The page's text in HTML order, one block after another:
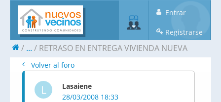
Entrar
Registrarse
... RETRASO EN ENTREGA VIVIENDA NUEVA
Volver al foro
L
Lasaiene
28/03/2008 18:33